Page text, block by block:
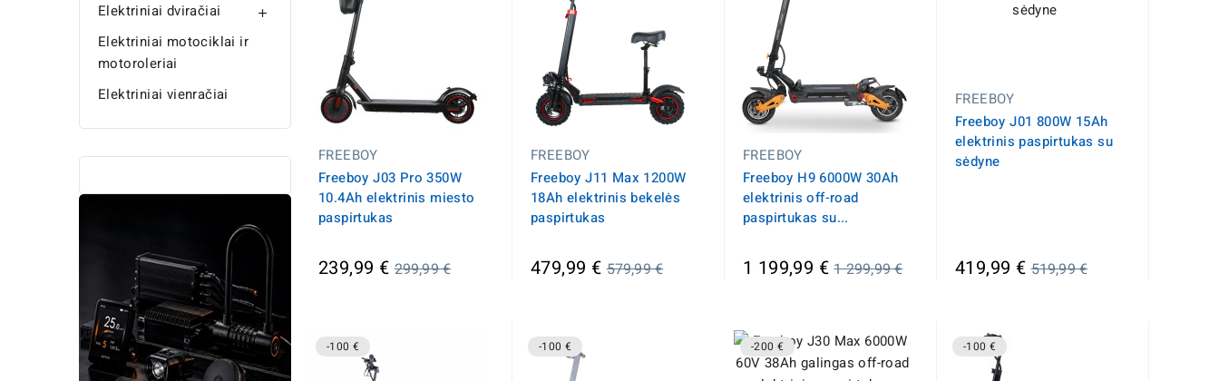
Elektriniai dviračiai 
Elektriniai motociklai ir
motoroleriai
Elektriniai vienračiai
FREEBOY
Freeboy J03 Pro 350W
10.4Ah elektrinis miesto
paspirtukas
239,99 €Įprasta
299,99 €
FREEBOY
Freeboy J11 Max 1200W
18Ah elektrinis bekelės
paspirtukas
479,99 €Įprasta
579,99 €
FREEBOY
Freeboy H9 6000W 30Ah
elektrinis off-road
paspirtukas su...
1 199,99 €Įprasta
1 299,99 €
FREEBOY
Freeboy J01 800W 15Ah
elektrinis paspirtukas su
sėdyne
419,99 €Įprasta
519,99 €
-100 € -100 € -200 € -100 €